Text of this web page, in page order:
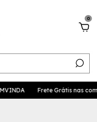
0
Frete Grátis nas